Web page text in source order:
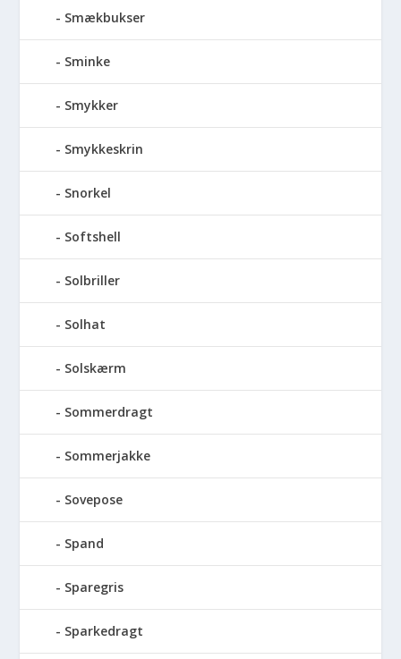
Smækbukser
Sminke
Smykker
Smykkeskrin
Snorkel
Softshell
Solbriller
Solhat
Solskærm
Sommerdragt
Sommerjakke
Sovepose
Spand
Sparegris
Sparkedragt